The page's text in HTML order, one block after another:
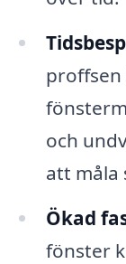
proffsen
och
att måla
Ökad
fönster